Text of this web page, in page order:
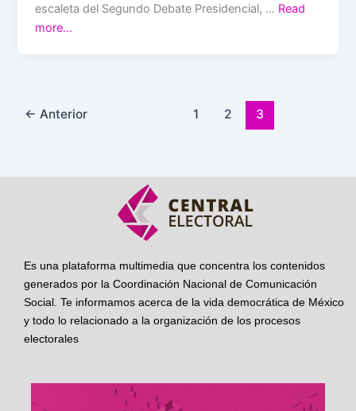
escaleta del Segundo Debate Presidencial, … Read
more…
← Anterior 1 2 3
Es una plataforma multimedia que concentra los contenidos
generados por la Coordinación Nacional de Comunicación
Social. Te informamos acerca de la vida democrática de México
y todo lo relacionado a la organización de los procesos
electorales